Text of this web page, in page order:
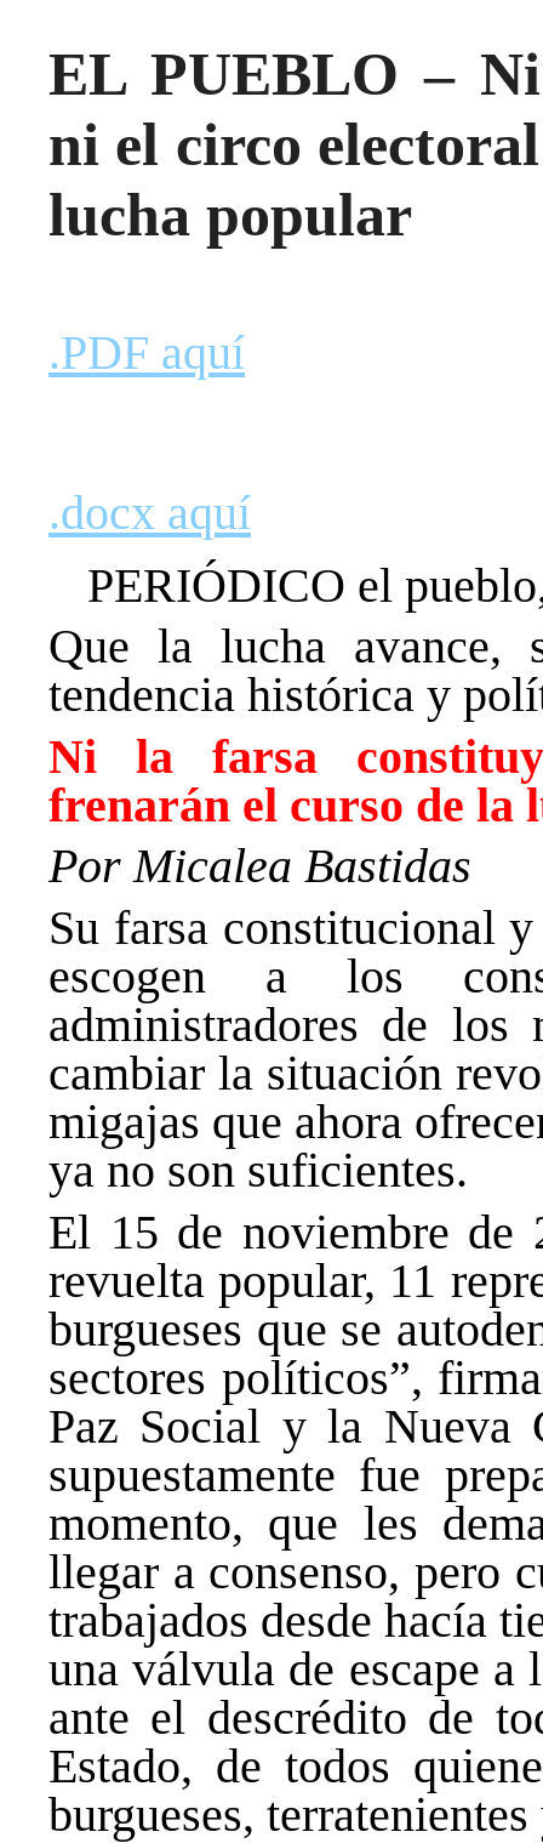
EL PUEBLO –
ni el circo
lucha popular
.PDF aquí
.docx aquí
PERIÓDICO el
Que la lucha avance,
tendencia histórica y
Ni la farsa
frenarán el curso de la
Por Micalea Bastidas
Su farsa constitucional
escogen a los
administradores de los
cambiar la situación
migajas que ahora
ya no son suficientes.
El 15 de noviembre de
revuelta popular, 11
burgueses que se
sectores políticos”,
Paz Social y la Nueva
supuestamente fue
momento, que les
llegar a consenso, pero
trabajados desde hacía
una válvula de escape
ante el descrédito de
Estado, de todos
burgueses,